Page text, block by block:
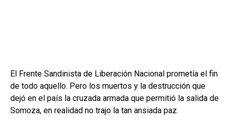
El Frente Sandinista de Liberación Nacional prometía el fin
de todo aquello. Pero los muertos y la destrucción que
dejó en el país la cruzada armada que permitió la salida de
Somoza, en realidad no trajo la tan ansiada paz.